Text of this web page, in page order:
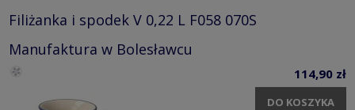
Filiżanka i spodek V 0,22 L F058 070S
Manufaktura w Bolesławcu
114,90 zł
DO KOSZYKA